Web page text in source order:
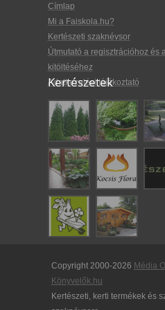
Címlap
Mi a Faiskola.hu?
Kertészeti szaknévsor
Útmutató a regisztrációhoz és
kitöltéséhez
Adatkezelési tájékoztató
Kertészetek
Copyright 2000-2026 Média
Könyvelők.hu
Kertészeti, kerti termékek és